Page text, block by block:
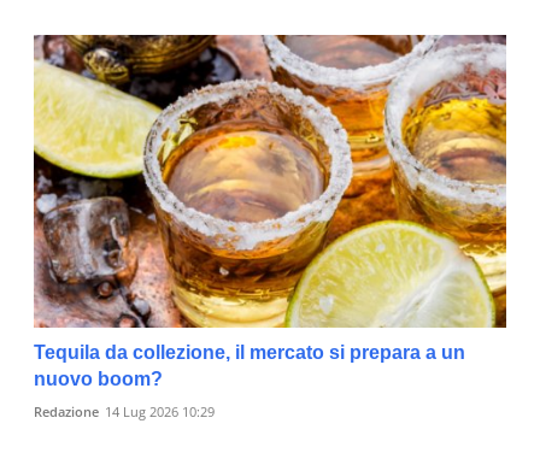
Tequila da collezione, il mercato si prepara a un
nuovo boom?
Redazione 14 Lug 2026 10:29